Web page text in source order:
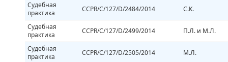
Судебная
практика
CCPR/C/127/D/2484/2014 С.К.
Судебная
практика
CCPR/C/127/D/2499/2014 П.Л. и М.Л.
Судебная
практика
CCPR/C/127/D/2505/2014 М.Л.